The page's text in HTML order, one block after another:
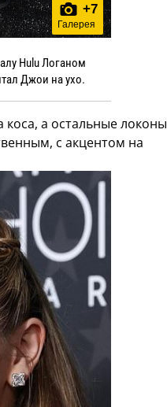
+7
Галерея
Hulu Логаном
Джои на ухо.
а остальные локоны
с акцентом на